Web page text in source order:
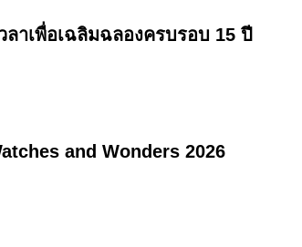
าเพื่อเฉลิมฉลองครบรอบ 15 ปี
and Wonders 2026